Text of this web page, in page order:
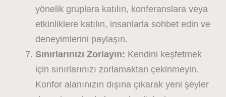
yönelik gruplara katılın, konferanslara veya
etkinliklere katılın, insanlarla sohbet edin ve
deneyimlerini paylaşın.
Sınırlarınızı Zorlayın: Kendini keşfetmek
için sınırlarınızı zorlamaktan çekinmeyin.
Konfor alanınızın dışına çıkarak yeni şeyler